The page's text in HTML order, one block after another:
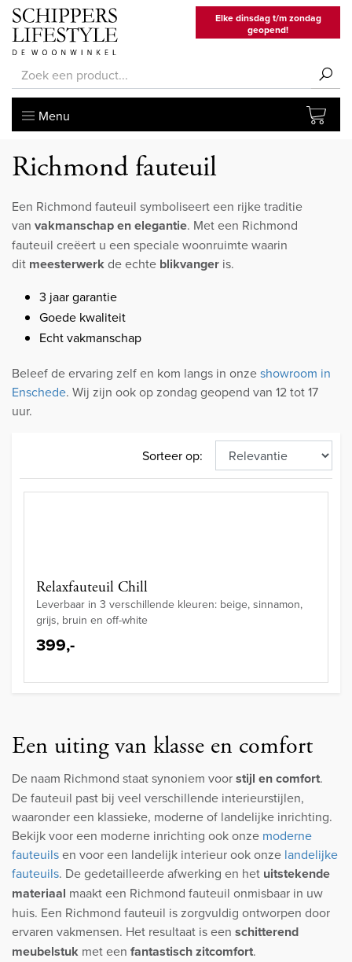
Elke dinsdag t/m zondag
geopend!
Menu
Richmond fauteuil
Een Richmond fauteuil symboliseert een rijke traditie
van vakmanschap en elegantie. Met een Richmond
fauteuil creëert u een speciale woonruimte waarin
dit meesterwerkde echte blikvanger is.
3 jaar garantie
Goede kwaliteit
Echt vakmanschap
Beleef de ervaring zelf en kom langs in onzeshowroom in
Enschede. Wij zijn ook op zondag geopend van 12 tot 17
uur.
Sorteer op:
Relaxfauteuil Chill
Leverbaar in 3 verschillende kleuren: beige, sinnamon,
grijs, bruin en off-white
399,-
Een uiting van klasse en comfort
De naam Richmond staat synoniem voorstijl en comfort.
De fauteuil past bij veel verschillende interieurstijlen,
waaronder een klassieke, moderne of landelijke inrichting.
Bekijk voor een moderne inrichting ook onze moderne
fauteuilsen voor een landelijk interieur ook onze landelijke
fauteuils. De gedetailleerde afwerking en het uitstekende
materiaal maakt een Richmond fauteuil onmisbaar in uw
huis. Een Richmond fauteuil is zorgvuldig ontworpen door
ervaren vakmensen. Het resultaat is een schitterend
meubelstuk met een fantastisch zitcomfort.